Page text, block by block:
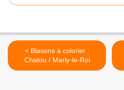
< Blasons à colorier :
Chatou / Marly-le-Roi